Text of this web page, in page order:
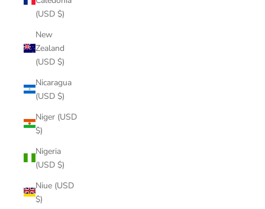
(USD $)
New
Zealand
(USD $)
Nicaragua
(USD $)
Niger (USD
$)
Nigeria
(USD $)
Niue (USD
$)